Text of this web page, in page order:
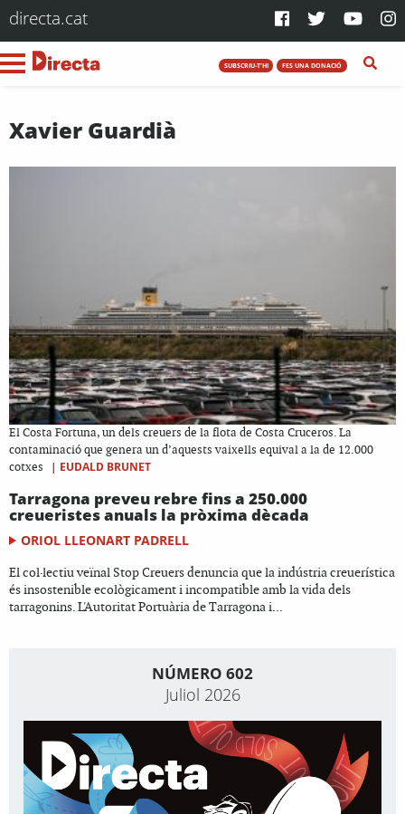
directa.cat
SUBSCRIU-T'HI FES UNA DONACIÓ
Xavier Guardià
El Costa Fortuna, un dels creuers de la flota de Costa Cruceros. La
contaminació que genera un d’aquests vaixells equival a la de 12.000
cotxes
| EUDALD BRUNET
Tarragona preveu rebre fins a 250.000
creueristes anuals la pròxima dècada
ORIOL LLEONART PADRELL
El col·lectiu veïnal Stop Creuers denuncia que la indústria creuerística
és insostenible ecològicament i incompatible amb la vida dels
tarragonins. L'Autoritat Portuària de Tarragona i...
NÚMERO 602
Juliol 2026